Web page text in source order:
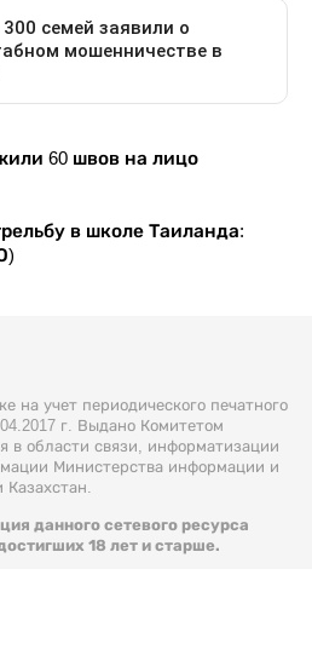
60 швов на лицо
в школе Таиланда:
на учет периодического печатного
г. Выдано Комитетом
в области связи, информатизации
Министерства информации и
данного сетевого ресурса
18 лет и старше.